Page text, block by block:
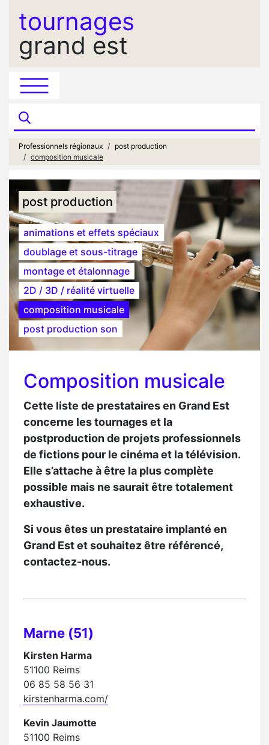
tournages
grand est
Professionnels régionaux
post production
composition musicale
post production
animations et effets spéciaux
doublage et sous-titrage
montage et étalonnage
2D / 3D / réalité virtuelle
composition musicale
post production son
Composition musicale
Cette liste de prestataires en Grand Est
concerne les tournages et la
postproduction de projets professionnels
de fictions pour le cinéma et la télévision.
Elle s’attache à être la plus complète
possible mais ne saurait être totalement
exhaustive.
Si vous êtes un prestataire implanté en
Grand Est et souhaitez être référencé,
contactez-nous.
Marne (51)
Kirsten Harma
51100 Reims
06 85 58 56 31
kirstenharma.com/
Kevin Jaumotte
51100 Reims